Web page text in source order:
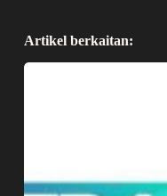
Artikel berkaitan: